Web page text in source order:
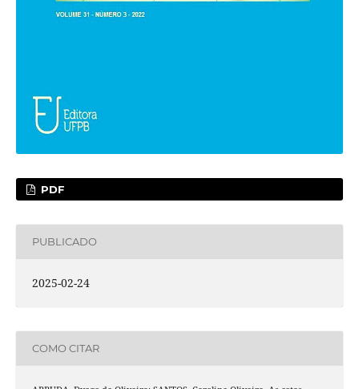
PDF
PUBLICADO
2025-02-24
COMO CITAR